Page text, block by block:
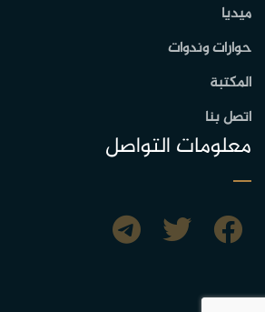
ميديا
حوارات وندوات
المكتبة
اتصل بنا
معلومات التواصل